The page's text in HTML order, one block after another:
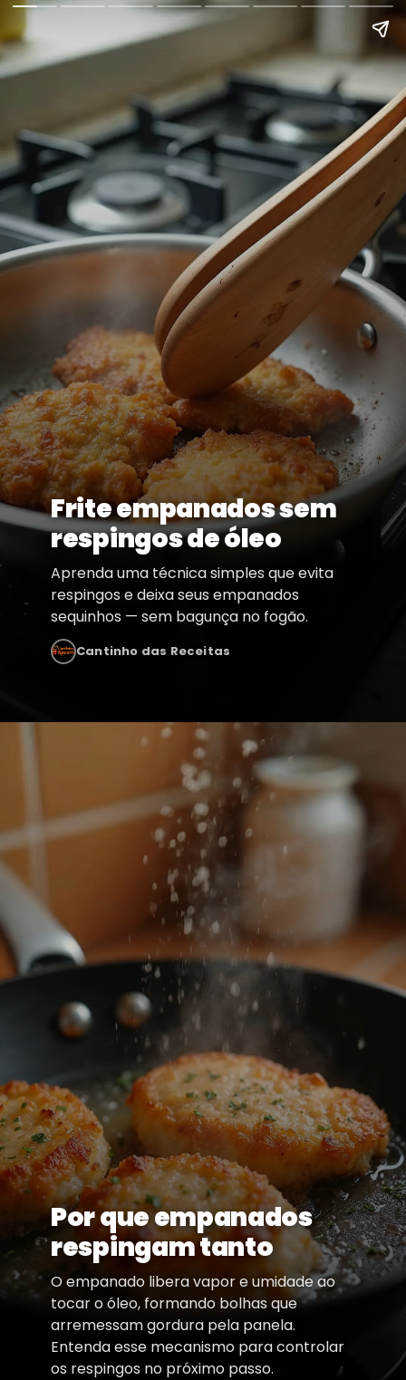
Frite empanados sem
respingos de óleo
Aprenda uma técnica simples que evita
respingos e deixa seus empanados
sequinhos — sem bagunça no fogão.
Cantinho das Receitas
Por que empanados
respingam tanto
O empanado libera vapor e umidade ao
tocar o óleo, formando bolhas que
arremessam gordura pela panela.
Entenda esse mecanismo para controlar
os respingos no próximo passo.